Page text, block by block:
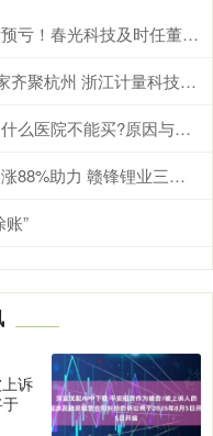
天牛宝配资APP下载 未及时披露业绩预亏！春光科技及时任董事长、总经理被通报批评
股票配资杠杆APP下载 全球500位专家齐聚杭州 浙江计量科技创新成果亮相国际舞台
保顺配资平台 枸橼酸坦度螺酮胶囊为什么医院不能买?原因与对策一文说清!
中银两融配资APP下载 参股Pilbara大涨88%助力 赣锋锂业三季度净利创两年新高
”
诉